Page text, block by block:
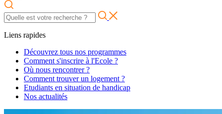
Liens rapides
Découvrez tous nos programmes
Comment s'inscrire à l'Ecole ?
Où nous rencontrer ?
Comment trouver un logement ?
Etudiants en situation de handicap
Nos actualités